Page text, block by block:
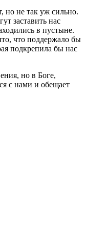
но не так уж сильно.
заставить нас
в пустыне.
что поддержало бы
подкрепила бы нас
но в Боге,
с нами и обещает